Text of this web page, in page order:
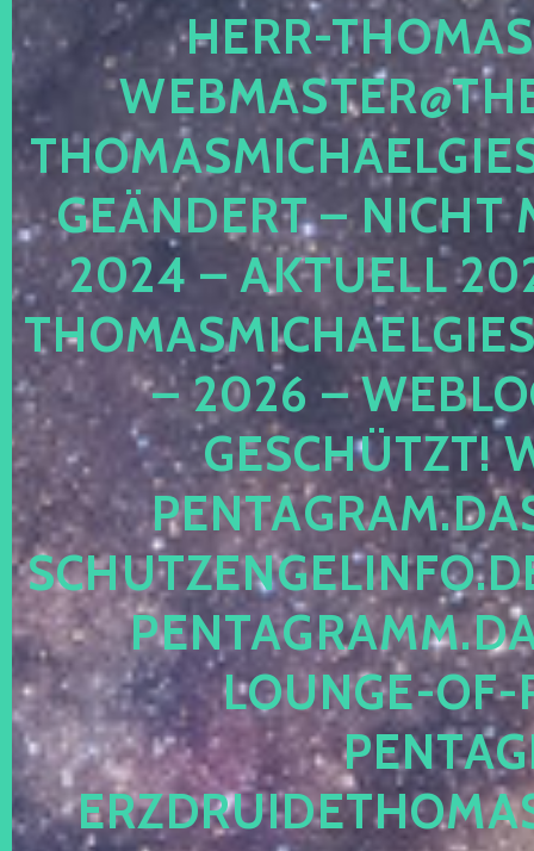
HERR-
GEÄNDERT – NICHT
2024 – AKTUELL
– 2026 –
ESCHÜTZT!
OUNGE-OF-